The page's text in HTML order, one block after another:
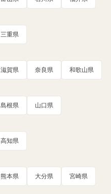
三重県
滋賀県 奈良県 和歌山県
島根県 山口県
高知県
熊本県 大分県 宮崎県